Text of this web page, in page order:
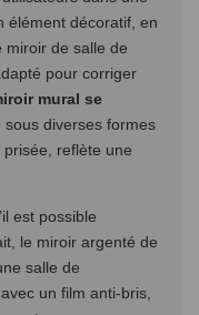
élément décoratif, en
miroir de salle de
pour corriger
mural se
diverses formes
reflète une
est possible
le miroir argenté de
salle de
un film anti-bris,